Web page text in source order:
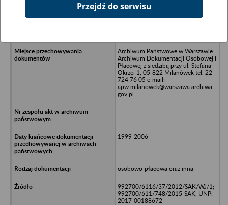
PERCHAŁ Spółka z o.o. w upadłości,
Archiwum Państwowe w Warszawie
Archiwum Dokumentacji Osobowej i
Płacowej z siedzibą przy ul. Stefana
Okrzei 1, 05-822 Milanówek tel. 22
724 76 05 e-mail:
apw.milanowek@warszawa.archiwa.
gov.pl
1999-2006
osobowo-płacowa oraz inna
992700/6116/37/2012/SAK/WJ/1;
992700/611/748/2015-SAK, UNP:
2017-00188672
Przejdź do serwisu